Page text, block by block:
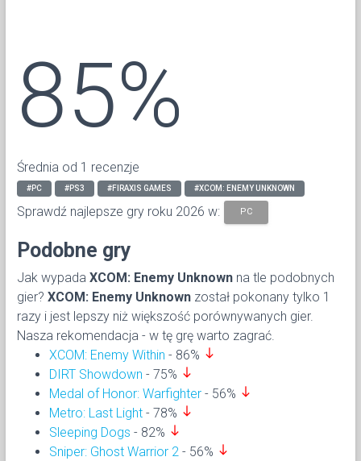
85%
Średnia od 1 recenzje
#PC #PS3 #FIRAXIS GAMES #XCOM: ENEMY UNKNOWN
Sprawdź najlepsze gry roku 2026 w: PC
Podobne gry
Jak wypada XCOM: Enemy Unknown na tle podobnych
gier? XCOM: Enemy Unknown został pokonany tylko 1
razy i jest lepszy niż większość porównywanych gier.
Nasza rekomendacja - w tę grę warto zagrać.
XCOM: Enemy Within - 86% south
DIRT Showdown - 75% south
Medal of Honor: Warfighter - 56% south
Metro: Last Light - 78% south
Sleeping Dogs - 82% south
Sniper: Ghost Warrior 2 - 56% south